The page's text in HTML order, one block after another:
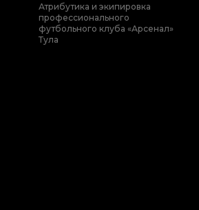
Атрибутика и экипировка
профессионального
футбольного клуба «Арсенал»
Тула